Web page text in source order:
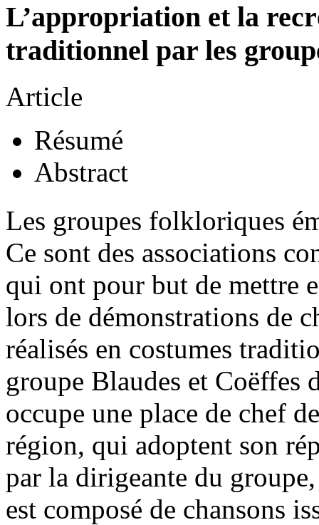
L’appropriation et la
traditionnel par les
Article
Résumé
Abstract
Les groupes folkloriques
Ce sont des associations
qui ont pour but de mettre
lors de démonstrations de
réalisés en costumes
groupe Blaudes et Coëffes
occupe une place de chef
région, qui adoptent son
par la dirigeante du
est composé de chansons